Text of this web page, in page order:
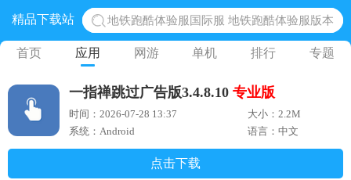
精品下载站
地铁跑酷体验服国际服 地铁跑酷体验服版本
网易光遇手游正版 点亮星空共庆周年
蛋仔派对下载 蛋仔派对体验服
奥特曼王者传奇 正版奥特曼游戏
首页 应用 网游 单机 排行 专题
一指禅跳过广告版3.4.8.10 专业版
时间：2026-07-28 13:37
大小：2.2M
系统：Android
语言：中文
点击下载